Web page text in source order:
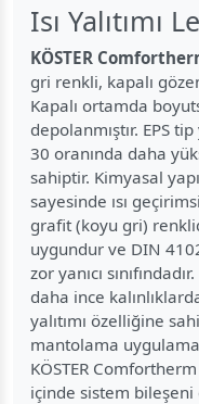
Isı Yalıtımı
KÖSTER
gri renkli, kapalı
Kapalı ortamda
depolanmıştır. EPS
30 oranında daha
sahiptir. Kimyasal
sayesinde ısı
grafit (koyu gri)
uygundur ve DIN
zor yanıcı
daha ince
yalıtımı özelliğine
mantolama
KÖSTER Comfortherm
içinde sistem bileşeni